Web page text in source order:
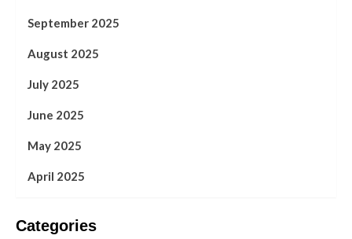
September 2025
August 2025
July 2025
June 2025
May 2025
April 2025
Categories